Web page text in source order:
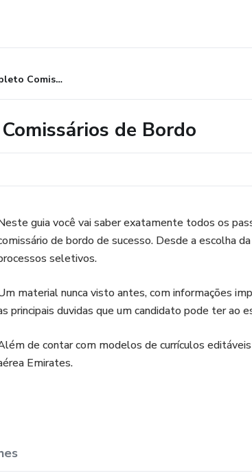
Guia completo Comissários de Bordo
de Bordo
guia você vai saber exatamente todos os
de bordo de sucesso. Desde a escolha
seletivos.
material nunca visto antes, com informações
principais duvidas que um candidato pode ter ao
de contar com modelos de currículos
Emirates.